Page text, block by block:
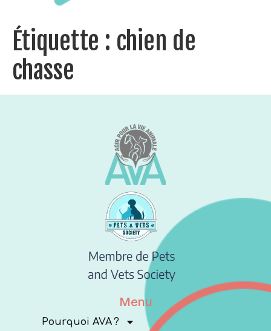
Étiquette : chien de
chasse
Menu
Pourquoi AVA ?